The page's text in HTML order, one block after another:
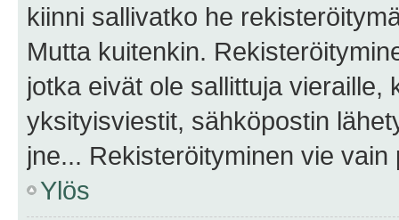
kiinni sallivatko he
Mutta kuitenkin.
jotka eivät ole sallittuja vieraille,
yksityisviestit, sähköpostin
jne... Rekisteröityminen vie
Ylös